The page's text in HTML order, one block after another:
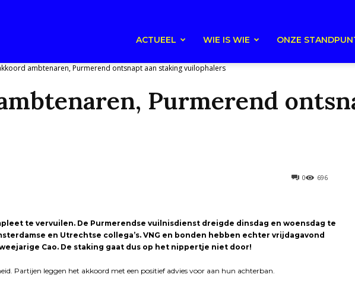
Purmerend-
ACTUEEL WIE IS WIE ONZE
ambtenaren, Purmerend ontsnapt aan staking vuilophalers
Purmerend
696
0
te vervuilen. De Purmerendse vuilnisdienst dreigde dinsdag en woensdag te
en Utrechtse collega’s. VNG en bonden hebben echter vrijdagavond
Cao. De staking gaat dus op het nippertje niet door!
Partijen leggen het akkoord met een positief advies voor aan hun achterban.